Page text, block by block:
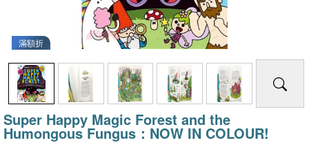
滿額折
Super Happy Magic Forest and the
Humongous Fungus：NOW IN COLOUR!